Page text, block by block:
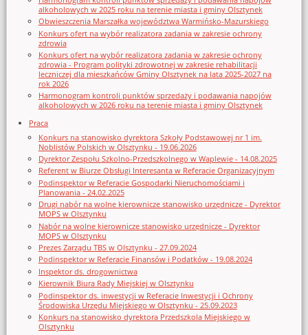
alkoholowych w 2025 roku na terenie miasta i gminy Olsztynek
Obwieszczenia Marszałka województwa Warmińsko-Mazurskiego
Konkurs ofert na wybór realizatora zadania w zakresie ochrony
zdrowia
Konkurs ofert na wybór realizatora zadania w zakresie ochrony
zdrowia - Program polityki zdrowotnej w zakresie rehabilitacji
leczniczej dla mieszkańców Gminy Olsztynek na lata 2025-2027 na
rok 2026
Harmonogram kontroli punktów sprzedaży i podawania napojów
alkoholowych w 2026 roku na terenie miasta i gminy Olsztynek
Praca
Konkurs na stanowisko dyrektora Szkoły Podstawowej nr 1 im.
Noblistów Polskich w Olsztynku - 19.06.2026
Dyrektor Zespołu Szkolno-Przedszkolnego w Waplewie - 14.08.2025
Referent w Biurze Obsługi Interesanta w Referacie Organizacyjnym
Podinspektor w Referacie Gospodarki Nieruchomościami i
Planowania - 24.02.2025
Drugi nabór na wolne kierownicze stanowisko urzędnicze - Dyrektor
MOPS w Olsztynku
Nabór na wolne kierownicze stanowisko urzędnicze - Dyrektor
MOPS w Olsztynku
Prezes Zarządu TBS w Olsztynku - 27.09.2024
Podinspektor w Referacie Finansów i Podatków - 19.08.2024
Inspektor ds. drogownictwa
Kierownik Biura Rady Miejskiej w Olsztynku
Podinspektor ds. inwestycji w Referacie Inwestycji i Ochrony
Środowiska Urzędu Miejskiego w Olsztynku - 25.09.2023
Konkurs na stanowisko dyrektora Przedszkola Miejskiego w
Olsztynku